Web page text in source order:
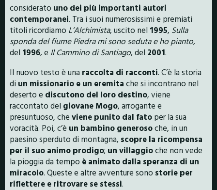
considerato uno dei più importanti autori
contemporanei. Tra i suoi numerosissimi e premiati
titoli ricordiamo L’Alchimista, uscito nel 1995, Sulla
sponda del fiume Piedra mi sono seduta e ho pianto,
del 1996, e Il Cammino di Santiago, del 2001.
Il nuovo testo è una raccolta di racconti. C’è la storia
di un missionario e un eremita che si incontrano nel
deserto e discutono del loro destino, viene
raccontato del giovane Mogo, arrogante e
presuntuoso, che viene punito dal fato per la sua
voracità. Poi, c’è un bambino generosoche, in un
paesino sperduto di montagna, scopre la ricompensa
per il suo animo prodigo; un villaggioche non vede
la pioggia da tempo è animato dalla speranza di un
miracolo. Queste e altre avventure sono storie per
riflettere e ritrovare se stessi.